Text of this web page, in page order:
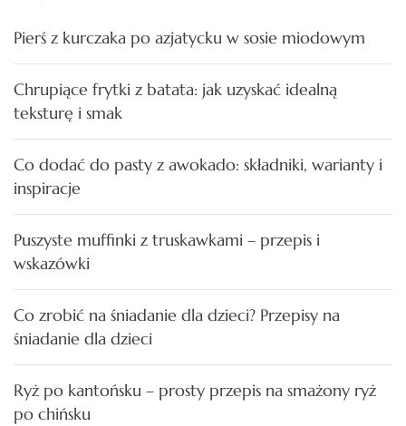
Pierś z kurczaka po azjatycku w sosie miodowym
Chrupiące frytki z batata: jak uzyskać idealną
teksturę i smak
Co dodać do pasty z awokado: składniki, warianty i
inspiracje
Puszyste muffinki z truskawkami – przepis i
wskazówki
Co zrobić na śniadanie dla dzieci? Przepisy na
śniadanie dla dzieci
Ryż po kantońsku – prosty przepis na smażony ryż
po chińsku